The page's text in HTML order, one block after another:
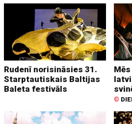
Rudenī norisināsies 31.
Starptautiskais Baltijas
Baleta festivāls
©